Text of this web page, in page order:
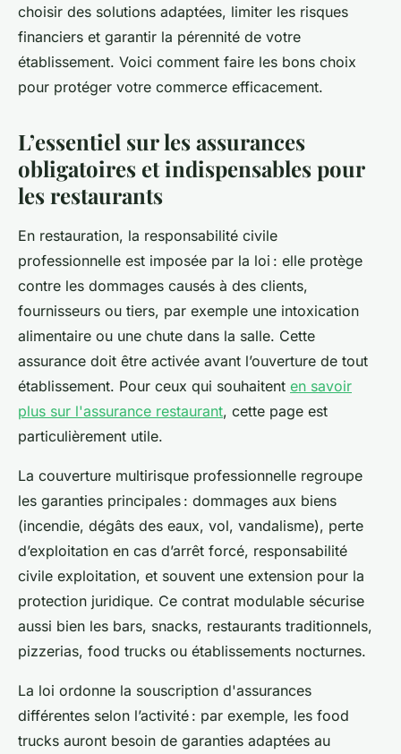
choisir des solutions adaptées, limiter les risques
financiers et garantir la pérennité de votre
établissement. Voici comment faire les bons choix
pour protéger votre commerce efficacement.
L’essentiel sur les assurances
obligatoires et indispensables pour
les restaurants
En restauration, la responsabilité civile
professionnelle est imposée par la loi : elle protège
contre les dommages causés à des clients,
fournisseurs ou tiers, par exemple une intoxication
alimentaire ou une chute dans la salle. Cette
assurance doit être activée avant l’ouverture de tout
établissement. Pour ceux qui souhaitent en savoir
plus sur l'assurance restaurant, cette page est
particulièrement utile.
La couverture multirisque professionnelle regroupe
les garanties principales : dommages aux biens
(incendie, dégâts des eaux, vol, vandalisme), perte
d’exploitation en cas d’arrêt forcé, responsabilité
civile exploitation, et souvent une extension pour la
protection juridique. Ce contrat modulable sécurise
aussi bien les bars, snacks, restaurants traditionnels,
pizzerias, food trucks ou établissements nocturnes.
La loi ordonne la souscription d'assurances
différentes selon l’activité : par exemple, les food
trucks auront besoin de garanties adaptées au